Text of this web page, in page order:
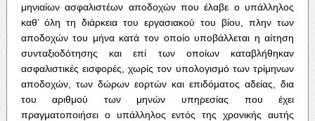
μηνιαίων ασφαλιστέων αποδοχών που έλαβε ο υπάλληλος
καθ’ όλη τη διάρκεια του εργασιακού του βίου, πλην των
αποδοχών του μήνα κατά τον οποίο υποβάλλεται η αίτηση
συνταξιοδότησης και επί των οποίων καταβλήθηκαν
ασφαλιστικές εισφορές, χωρίς τον υπολογισμό των τρίμηνων
αποδοχών, των δώρων εορτών και επιδόματος αδείας, δια
του αριθμού των μηνών υπηρεσίας που έχει
πραγματοποιήσει ο υπάλληλος εντός της χρονικής αυτής